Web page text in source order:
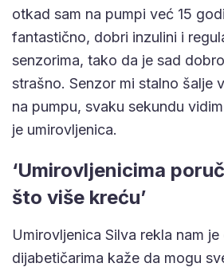
otkad sam na pumpi već 15
fantastično, dobri inzulini i
senzorima, tako da je sad
strašno. Senzor mi stalno šalje
na pumpu, svaku sekundu
je umirovljenica.
‘Umirovljenicima
što više kreću’
Umirovljenica Silva rekla nam je
dijabetičarima kaže da mogu